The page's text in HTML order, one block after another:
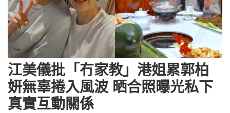
江美儀批「冇家教」港姐累郭柏
妍無辜捲入風波 晒合照曝光私下
真實互動關係